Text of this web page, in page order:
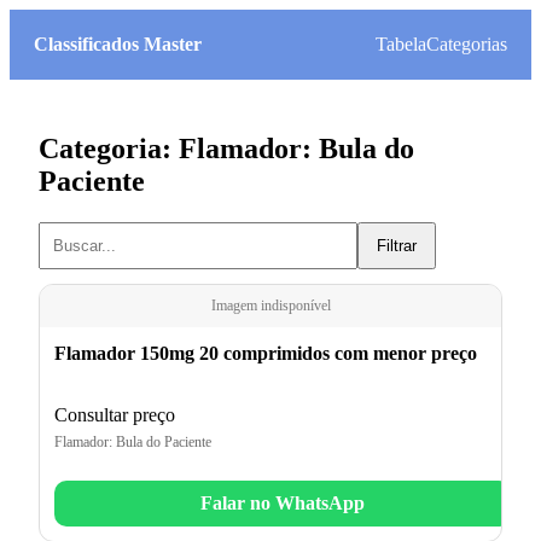
Classificados Master TabelaCategorias
Categoria: Flamador: Bula do
Paciente
Filtrar
Imagem indisponível
Flamador 150mg 20 comprimidos com menor preço
Consultar preço
Flamador: Bula do Paciente
Falar no WhatsApp